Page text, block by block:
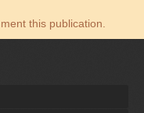
this publication.